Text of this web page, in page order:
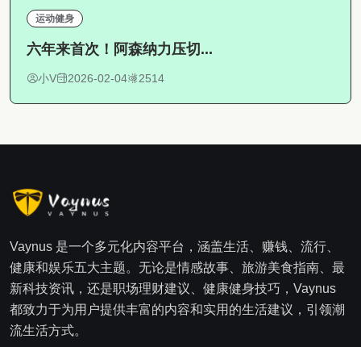
运动健身
六年来首次！阿森纳力压切...
小V 2026-02-04 2514
Vaynus 是一个多元化内容平台，涵盖生活、赚钱、流行、
健康和娱乐五大主题。无论是情感故事、旅游美食指南、最
新科技资讯，还是职场理财建议、健康健身技巧，Vaynus
都致力于为用户提供丰富的内容和实用的生活建议，引领潮
流生活方式。